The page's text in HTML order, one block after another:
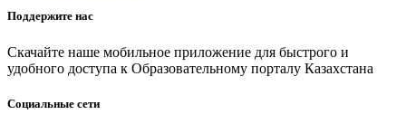
Поддержите нас
Скачайте наше мобильное приложение для быстрого и
удобного доступа к Образовательному порталу Казахстана
Социальные сети